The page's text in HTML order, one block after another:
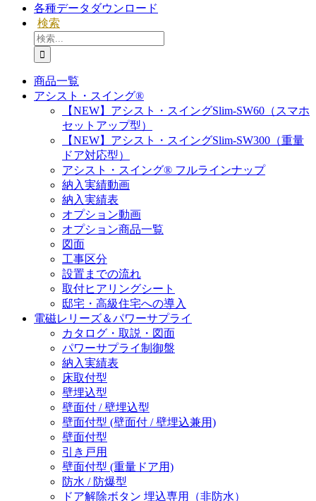
各種データダウンロード
検索
検
索
…
商品一覧
アシスト・スイング®
【NEW】アシスト・スイングSlim-SW60（スマホ
セットアップ型）
【NEW】アシスト・スイングSlim-SW300（重量
ドア対応型）
アシスト・スイング® フルラインナップ
納入実績動画
納入実績表
オプション動画
オプション商品一覧
図面
工事区分
設置までの流れ
取付ヒアリングシート
邸宅・高級住宅への導入
電磁レリーズ＆パワーサプライ
カタログ・取説・図面
パワーサプライ制御盤
納入実績表
床取付型
壁埋込型
壁面付 / 壁埋込型
壁面付型 (壁面付 / 壁埋込兼用)
壁面付型
引き戸用
壁面付型 (重量ドア用)
防水 / 防爆型
ドア解除ボタン 埋込専用（非防水）